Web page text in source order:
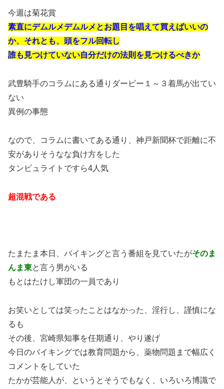
今週は菊花賞
素直にデムルメデムルメとお題目を唱えて買えばいいの
か、それとも、頭をフル回転し
誰も見つけていない自分だけの法則を見つけるべきか
武豊騎手のコラムにある通りダービー１～３着馬が出てい
ない
異例の事態
なので、コラムに書いてある通り、神戸新聞杯で距離に不
安がありそうなな負け方をした
タンビュライトですら4人気
超混戦である
たまたま本日、バイキングと言う番組を見ていたがそのま
んま東と言う男がいる
もとはたけし軍団の一員であり
お笑いとしては笑ったことはなかった、淫行し、謹慎にな
るも
その後、宮崎県知事を任期通り、やり遂げ
今日のバイキングでは教育問題から、薬物問題まで幅広く
コメントをしていた
たかが芸能人が、というとそうでもなく、いろいろ博識で